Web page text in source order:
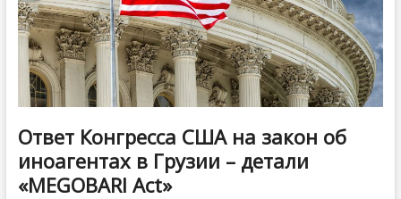
Ответ Конгресса США на закон об
иноагентах в Грузии – детали
«MEGOBARI Act»